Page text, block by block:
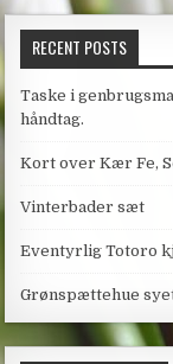
RECENT POSTS
Taske i
håndtag.
Kort over Kær Fe,
Vinterbader sæt
Eventyrlig Totoro
Grønspættehue